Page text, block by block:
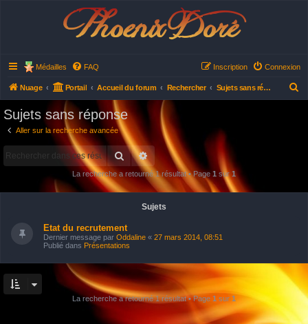
Phoenix Doré
Médailles FAQ Connexion
Inscription
Nuage Portail Accueil du forum Rechercher Sujets sans réponse
Sujets sans réponse
Aller sur la recherche avancée
Rechercher
Recherche avancée
La recherche a retourné 1 résultat • Page1 sur1
Sujets
Etat du recrutement
Dernier message par Oddaline « 27 mars 2014, 08:51
Publié dans Présentations
La recherche a retourné 1 résultat • Page 1 sur 1